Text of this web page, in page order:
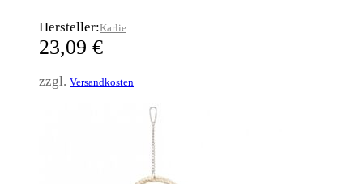
Hersteller:Karlie
23,09 €
zzgl. Versandkosten